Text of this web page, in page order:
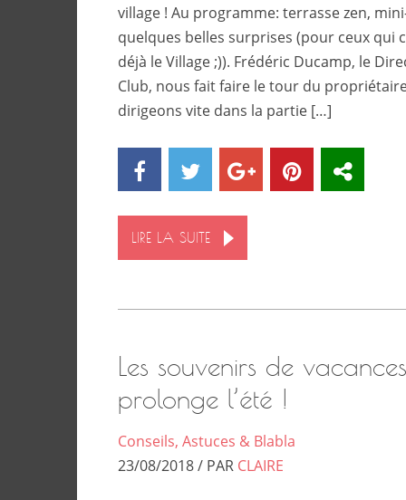
village ! Au programme: terrasse zen,
quelques belles surprises (pour ceux qui
déjà le Village ;)). Frédéric Ducamp, le
Club, nous fait faire le tour du
dirigeons vite dans la partie […]
LIRE LA SUITE
Les souvenirs de
prolonge l’été !
Conseils, Astuces & Blabla
23/08/2018 / PAR CLAIRE